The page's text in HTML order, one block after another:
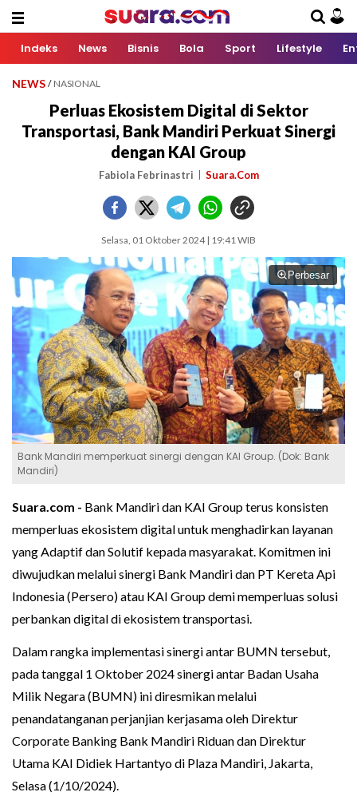
Indeks News Bisnis Bola Sport Lifestyle
NEWS / NASIONAL
Perluas Ekosistem Digital di Sektor
Transportasi, Bank Mandiri Perkuat Sinergi
dengan KAI Group
Fabiola Febrinastri Suara.Com
Selasa, 01 Oktober 2024 | 19:41 WIB
Perbesar
Bank Mandiri memperkuat sinergi dengan KAI Group. (Dok: Bank
Mandiri)
Suara.com - Bank Mandiri dan KAI Group terus konsisten
memperluas ekosistem digital untuk menghadirkan layanan
yang Adaptif dan Solutif kepada masyarakat. Komitmen ini
diwujudkan melalui sinergi Bank Mandiri dan PT Kereta Api
Indonesia (Persero) atau KAI Group demi memperluas solusi
perbankan digital di ekosistem transportasi.
Dalam rangka implementasi sinergi antar BUMN tersebut,
pada tanggal 1 Oktober 2024 sinergi antar Badan Usaha
Milik Negara (BUMN) ini diresmikan melalui
penandatanganan perjanjian kerjasama oleh Direktur
Corporate Banking Bank Mandiri Riduan dan Direktur
Utama KAI Didiek Hartantyo di Plaza Mandiri, Jakarta,
Selasa (1/10/2024).